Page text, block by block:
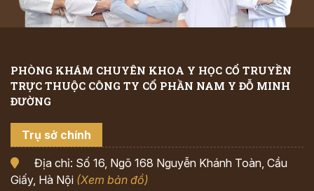
PHÒNG KHÁM CHUYÊN KHOA Y HỌC CỔ TRUYỀN
TRỰC THUỘC CÔNG TY CỔ PHẦN NAM Y ĐỖ MINH
ĐƯỜNG
Trụ sở chính
Địa chỉ: Số 16, Ngõ 168 Nguyễn Khánh Toàn, Cầu
Giấy, Hà Nội (Xem bản đồ)